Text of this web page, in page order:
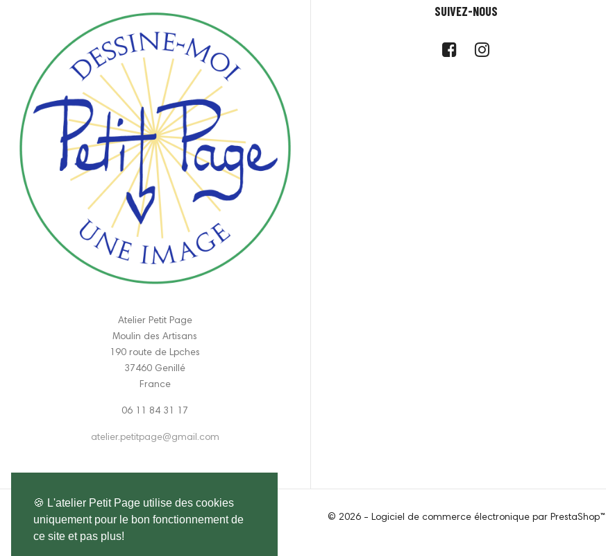
🍪 L'atelier Petit Page utilise des cookies
uniquement pour le bon fonctionnement de
ce site et pas plus!
Atelier Petit Page
Moulin des Artisans
190 route de Lpches
37460 Genillé
France
06 11 84 31 17
atelier.petitpage@gmail.com
SUIVEZ-NOUS
© 2026 - Logiciel de commerce électronique par PrestaShop™